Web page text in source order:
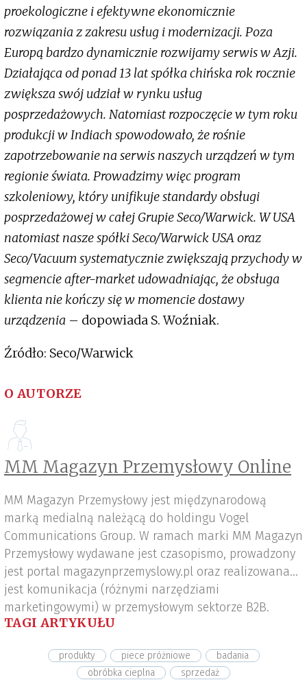
proekologiczne i efektywne ekonomicznie
rozwiązania z zakresu usług i modernizacji. Poza
Europą bardzo dynamicznie rozwijamy serwis w Azji.
Działająca od ponad 13 lat spółka chińska rok rocznie
zwiększa swój udział w rynku usług
posprzedażowych. Natomiast rozpoczęcie w tym roku
produkcji w Indiach spowodowało, że rośnie
zapotrzebowanie na serwis naszych urządzeń w tym
regionie świata. Prowadzimy więc program
szkoleniowy, który unifikuje standardy obsługi
posprzedażowej w całej Grupie Seco/Warwick. W USA
natomiast nasze spółki Seco/Warwick USA oraz
Seco/Vacuum systematycznie zwiększają przychody w
segmencie after-market udowadniając, że obsługa
klienta nie kończy się w momencie dostawy
urządzenia – dopowiada S. Woźniak.
Źródło: Seco/Warwick
O AUTORZE
MM Magazyn Przemysłowy Online
MM Magazyn Przemysłowy jest międzynarodową
marką medialną należącą do holdingu Vogel
Communications Group. W ramach marki MM Magazyn
Przemysłowy wydawane jest czasopismo, prowadzony
jest portal magazynprzemyslowy.pl oraz realizowana
jest komunikacja (różnymi narzędziami
marketingowymi) w przemysłowym sektorze B2B.
TAGI ARTYKUŁU
produkty piece próżniowe
badania
obróbka cieplna
sprzedaż